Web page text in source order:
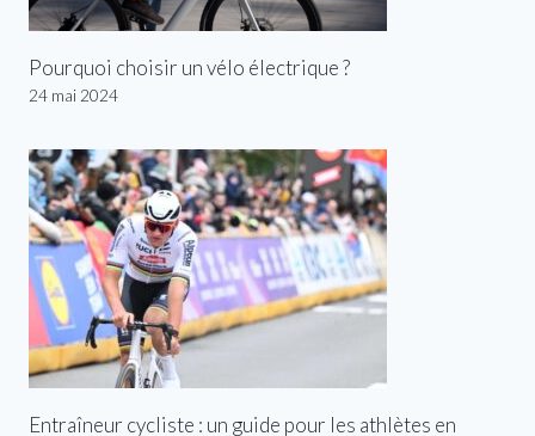
Pourquoi choisir un vélo électrique ?
24 mai 2024
Entraîneur cycliste : un guide pour les athlètes en